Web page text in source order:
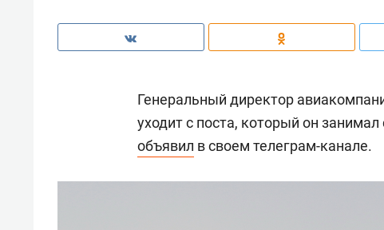
Генеральный директор
уходит с поста, который он
объявил в своем телеграм-канале.